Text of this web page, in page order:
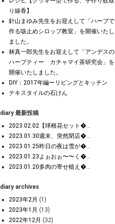
り線香】
針山まゆみ先生をお迎えして「ハーブで
作る咳止めシロップ教室」を開催いたし
ました。
林真一郎先生をお迎えして「アンデスの
ハーブティー カチャマイ茶研究会」を
開催いたしました。
DIY：2017年編ーリビングとキッチン
テキスタイルの石けん
diary 最新投稿
2023.02.02【球根花セット�...
2023.01.30週末、突然閉店�...
2023.01.25昨日の夜は雪が�...
2023.01.23よぉおぉ〜〜く�...
2023.01.20多肉の寄せ植え�...
diary archives
2023年2月 (1)
2023年1月 (13)
2022年12月 (32)